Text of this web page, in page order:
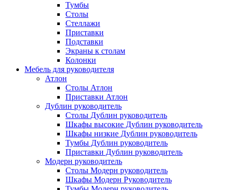
Тумбы
Столы
Стеллажи
Приставки
Подставки
Экраны к столам
Колонки
Мебель для руководителя
Атлон
Столы Атлон
Приставки Атлон
Дублин руководитель
Столы Дублин руководитель
Шкафы высокие Дублин руководитель
Шкафы низкие Дублин руководитель
Тумбы Дублин руководитель
Приставки Дублин руководитель
Модерн руководитель
Столы Модерн руководитель
Шкафы Модерн Руководитель